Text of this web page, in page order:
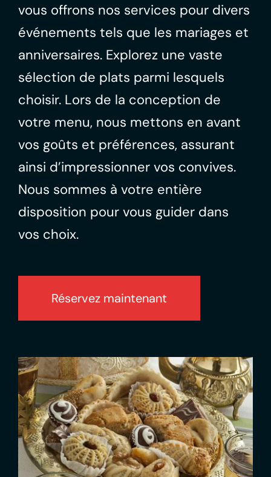
vous offrons nos services pour divers
événements tels que les mariages et
anniversaires. Explorez une vaste
sélection de plats parmi lesquels
choisir. Lors de la conception de
votre menu, nous mettons en avant
vos goûts et préférences, assurant
ainsi d’impressionner vos convives.
Nous sommes à votre entière
disposition pour vous guider dans
vos choix.
Réservez maintenant